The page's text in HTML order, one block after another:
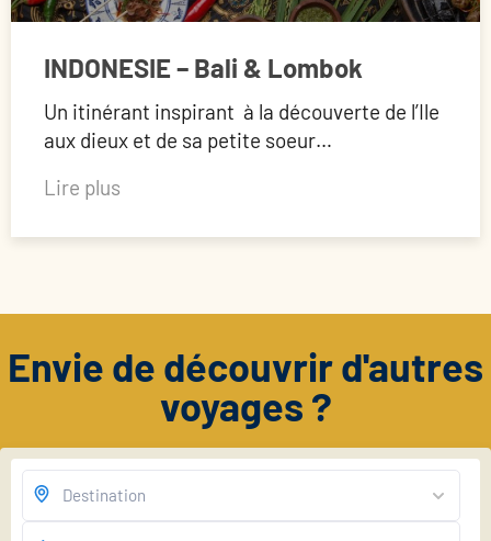
INDONESIE – Bali & Lombok
Un itinérant inspirant à la découverte de l’Ile
aux dieux et de sa petite soeur…
Lire plus
Envie de découvrir d'autres
voyages ?